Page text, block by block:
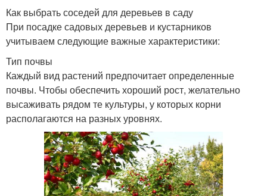
Как выбрать соседей для деревьев в саду
При посадке садовых деревьев и кустарников
учитываем следующие важные характеристики:
Тип почвы
Каждый вид растений предпочитает определенные
почвы. Чтобы обеспечить хороший рост, желательно
высаживать рядом те культуры, у которых корни
располагаются на разных уровнях.